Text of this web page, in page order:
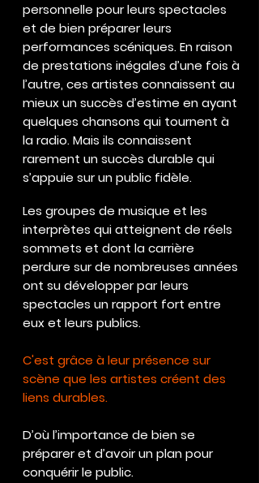
personnelle pour leurs spectacles
et de bien préparer leurs
performances scéniques. En raison
de prestations inégales d’une fois à
l’autre, ces artistes connaissent au
mieux un succès d’estime en ayant
quelques chansons qui tournent à
la radio. Mais ils connaissent
rarement un succès durable qui
s’appuie sur un public fidèle.
Les groupes de musique et les
interprètes qui atteignent de réels
sommets et dont la carrière
perdure sur de nombreuses années
ont su développer par leurs
spectacles un rapport fort entre
eux et leurs publics.
C'est grâce à leur présence sur
scène que les artistes créent des
liens durables.
D’où l’importance de bien se
préparer et d’avoir un plan pour
conquérir le public.